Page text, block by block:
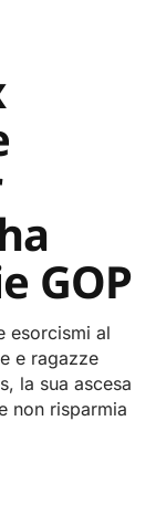
GOP
esorcismi al
e ragazze
la sua ascesa
non risparmia